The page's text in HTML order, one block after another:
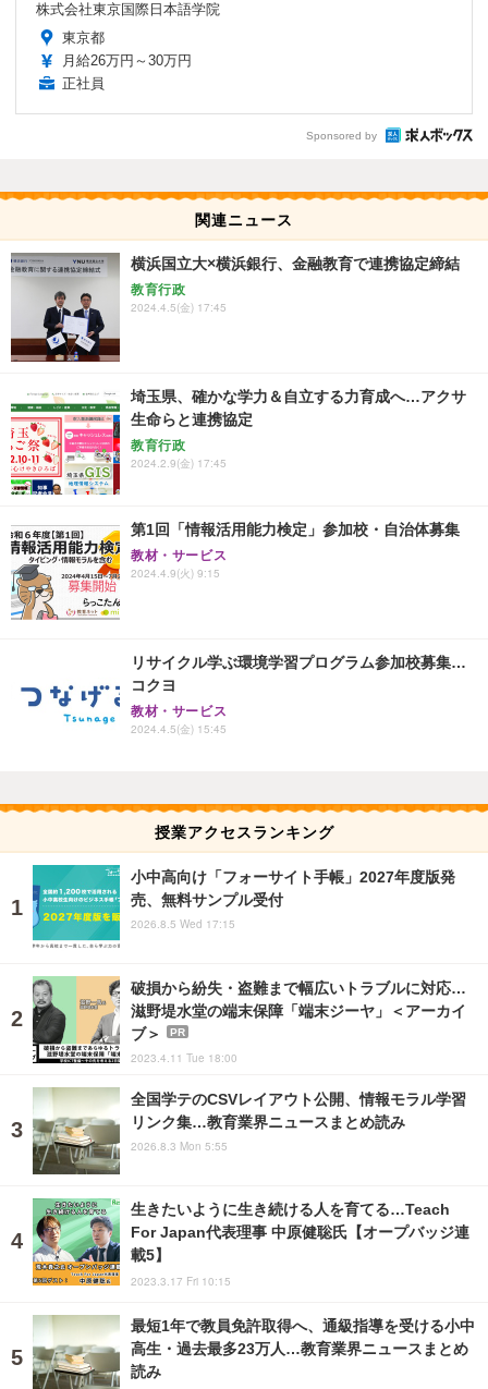
株式会社東京国際日本語学院
東京都
月給26万円～30万円
正社員
Sponsored by
関連ニュース
横浜国立大×横浜銀行、金融教育で連携協定締結
教育行政
2024.4.5(金) 17:45
埼玉県、確かな学力＆自立する力育成へ…アクサ
生命らと連携協定
教育行政
2024.2.9(金) 17:45
第1回「情報活用能力検定」参加校・自治体募集
教材・サービス
2024.4.9(火) 9:15
リサイクル学ぶ環境学習プログラム参加校募集…
コクヨ
教材・サービス
2024.4.5(金) 15:45
授業アクセスランキング
小中高向け「フォーサイト手帳」2027年度版発
売、無料サンプル受付
2026.8.5 Wed 17:15
破損から紛失・盗難まで幅広いトラブルに対応…
滋野堤水堂の端末保障「端末ジーヤ」＜アーカイ
ブ＞
PR
2023.4.11 Tue 18:00
全国学テのCSVレイアウト公開、情報モラル学習
リンク集…教育業界ニュースまとめ読み
2026.8.3 Mon 5:55
生きたいように生き続ける人を育てる…Teach
For Japan代表理事 中原健聡氏【オープバッジ連
載5】
2023.3.17 Fri 10:15
最短1年で教員免許取得へ、通級指導を受ける小中
高生・過去最多23万人…教育業界ニュースまとめ
読み